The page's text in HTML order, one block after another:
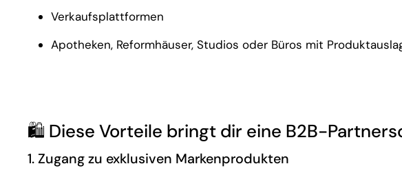
Verkaufsplattformen
Apotheken, Reformhäuser, Studios oder Büros mit
🛍️ Diese Vorteile bringt dir eine B2B-
1. Zugang zu exklusiven Markenprodukten